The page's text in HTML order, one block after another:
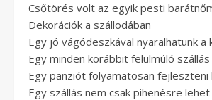
Csőtörés volt az egyik pesti
Dekorációk a szállodában
Egy jó vágódeszkával nyaralhatunk a
Egy minden korábbit felülmúló szállás
Egy panziót folyamatosan fejleszteni
Egy szállás nem csak pihenésre